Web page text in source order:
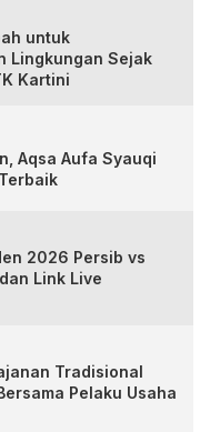
untuk
Lingkungan Sejak
Kartini
Aqsa Aufa Syauqi
2026 Persib vs
Link Live
Tradisional
Pelaku Usaha